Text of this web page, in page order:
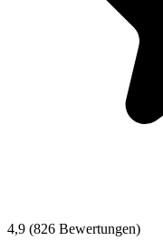
4,9 (826 Bewertungen)